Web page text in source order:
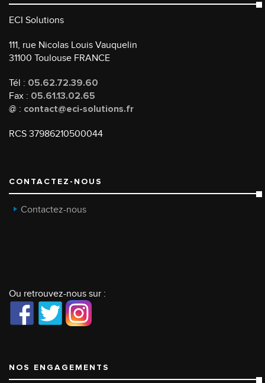
ECI Solutions
111, rue Nicolas Louis Vauquelin
31100 Toulouse FRANCE
Tél : 05.62.72.39.60
Fax : 05.61.13.02.65
@ : contact@eci-solutions.fr
RCS 37986210500044
CONTACTEZ-NOUS
Contactez-nous
Ou retrouvez-nous sur :
NOS ENGAGEMENTS